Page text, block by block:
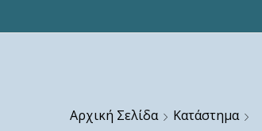
Αρχική Σελίδα Κατάστημα